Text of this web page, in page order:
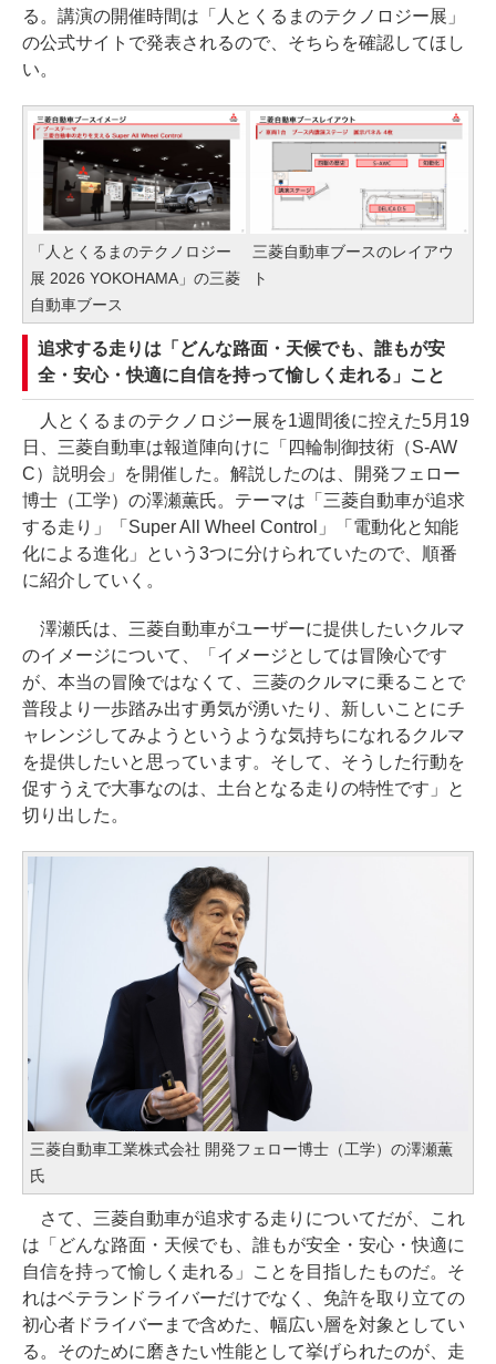
る。講演の開催時間は「人とくるまのテクノロジー展」
の公式サイトで発表されるので、そちらを確認してほし
い。
「人とくるまのテクノロジー
展 2026 YOKOHAMA」の三菱
自動車ブース
三菱自動車ブースのレイアウ
ト
追求する走りは「どんな路面・天候でも、誰もが安
全・安心・快適に自信を持って愉しく走れる」こと
人とくるまのテクノロジー展を1週間後に控えた5月19
日、三菱自動車は報道陣向けに「四輪制御技術（S-AW
C）説明会」を開催した。解説したのは、開発フェロー
博士（工学）の澤瀬薫氏。テーマは「三菱自動車が追求
する走り」「Super All Wheel Control」「電動化と知能
化による進化」という3つに分けられていたので、順番
に紹介していく。
澤瀬氏は、三菱自動車がユーザーに提供したいクルマ
のイメージについて、「イメージとしては冒険心です
が、本当の冒険ではなくて、三菱のクルマに乗ることで
普段より一歩踏み出す勇気が湧いたり、新しいことにチ
ャレンジしてみようというような気持ちになれるクルマ
を提供したいと思っています。そして、そうした行動を
促すうえで大事なのは、土台となる走りの特性です」と
切り出した。
三菱自動車工業株式会社 開発フェロー博士（工学）の澤瀬薫
氏
さて、三菱自動車が追求する走りについてだが、これ
は「どんな路面・天候でも、誰もが安全・安心・快適に
自信を持って愉しく走れる」ことを目指したものだ。そ
れはベテランドライバーだけでなく、免許を取り立ての
初心者ドライバーまで含めた、幅広い層を対象としてい
る。そのために磨きたい性能として挙げられたのが、走